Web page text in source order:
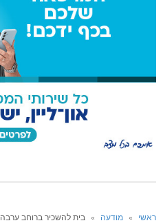
ראשי » מודעה » בית להשכיר ברוחב ערבה